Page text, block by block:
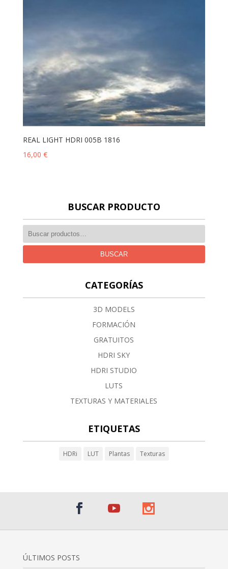
REAL LIGHT HDRI 005B 1816
16,00 €
BUSCAR PRODUCTO
BUSCAR
CATEGORÍAS
3D MODELS
FORMACIÓN
GRATUITOS
HDRI SKY
HDRI STUDIO
LUTS
TEXTURAS Y MATERIALES
ETIQUETAS
HDRi LUT Plantas Texturas
ÚLTIMOS POSTS